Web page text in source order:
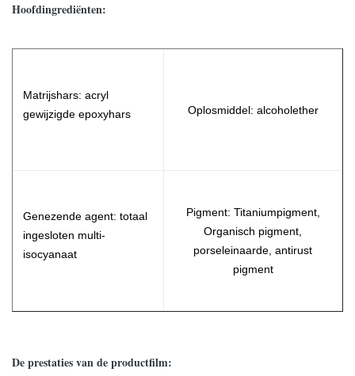
Hoofdingrediënten:
Matrijshars: acryl
gewijzigde epoxyhars
Oplosmiddel: alcoholether
Genezende agent: totaal
ingesloten multi-
isocyanaat
Pigment: Titaniumpigment,
Organisch pigment,
porseleinaarde, antirust
pigment
De prestaties van de productfilm: